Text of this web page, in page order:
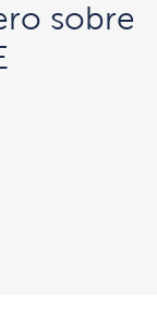
sobre